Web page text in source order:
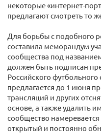
некоторые «интернет-
предлагают смотреть то
Для борьбы с подобного
составила меморандум
сообщества под
должен быть подписан
Российского
предлагается до 1 июня
трансляций и других
основе, а также удалить
сообщество
открытый и постоянно